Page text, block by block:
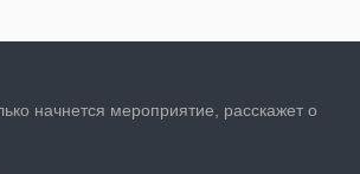
начнется мероприятие, расскажет о